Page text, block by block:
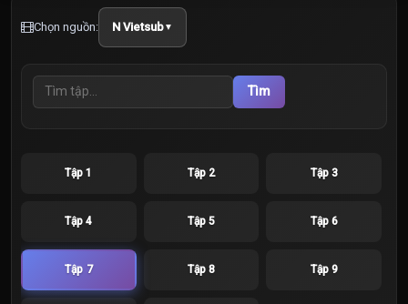
Chọn nguồn: N Vietsub▼
Tìm
Tập 1 Tập 2 Tập 3
Tập 4 Tập 5 Tập 6
Tập 7 Tập 8 Tập 9